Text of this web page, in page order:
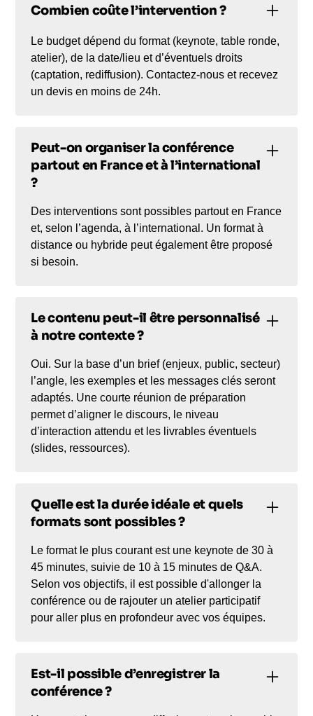
Combien coûte l’intervention ?
Le budget dépend du format (keynote, table ronde,
atelier), de la date/lieu et d’éventuels droits
(captation, rediffusion). Contactez-nous et recevez
un devis en moins de 24h.
Peut-on organiser la conférence
partout en France et à l’international
?
Des interventions sont possibles partout en France
et, selon l’agenda, à l’international. Un format à
distance ou hybride peut également être proposé
si besoin.
Le contenu peut-il être personnalisé
à notre contexte ?
Oui. Sur la base d’un brief (enjeux, public, secteur)
l’angle, les exemples et les messages clés seront
adaptés. Une courte réunion de préparation
permet d’aligner le discours, le niveau
d’interaction attendu et les livrables éventuels
(slides, ressources).
Quelle est la durée idéale et quels
formats sont possibles ?
Le format le plus courant est une keynote de 30 à
45 minutes, suivie de 10 à 15 minutes de Q&A.
Selon vos objectifs, il est possible d'allonger la
conférence ou de rajouter un atelier participatif
pour aller plus en profondeur avec vos équipes.
Est-il possible d’enregistrer la
conférence ?